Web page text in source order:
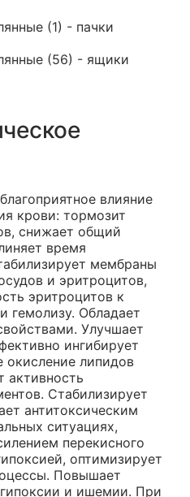
(1) - пачки
(56) - ящики
влияние
крови: тормозит
снижает общий
время
мембраны
и эритроцитов,
эритроцитов к
гемолизу. Обладает
Улучшает
ингибирует
окисление липидов
активность
Стабилизирует
антитоксическим
ситуациях,
перекисного
оптимизирует
Повышает
и ишемии. При